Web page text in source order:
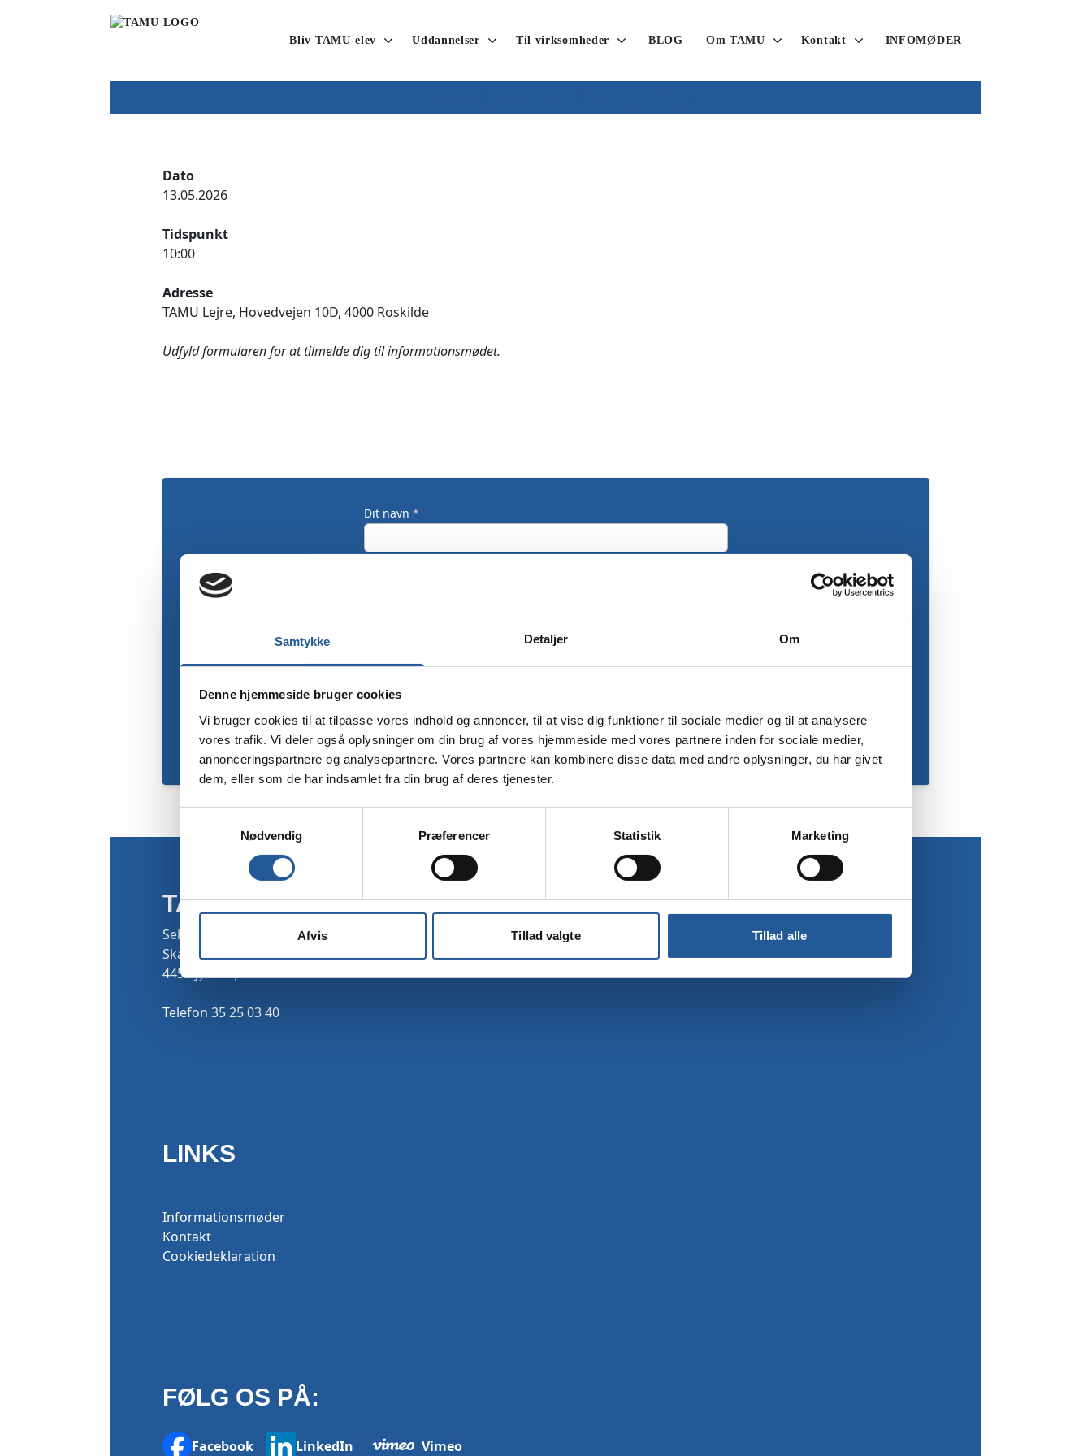
Samtykke Detaljer Om
Denne hjemmeside bruger cookies
Vi bruger cookies til at tilpasse vores indhold og annoncer, til at vise dig funktioner til sociale medier og til at analysere
vores trafik. Vi deler også oplysninger om din brug af vores hjemmeside med vores partnere inden for sociale medier,
annonceringspartnere og analysepartnere. Vores partnere kan kombinere disse data med andre oplysninger, du har givet
dem, eller som de har indsamlet fra din brug af deres tjenester.
Nødvendig
Præferencer Statistik Marketing
Afvis Tillad valgte Tillad alle
Bliv TAMU-elev Uddannelser Til virksomheder BLOG Om TAMU Kontakt INFOMØDER
Dato
13.05.2026
Tidspunkt
10:00
Adresse
TAMU Lejre, Hovedvejen 10D, 4000 Roskilde
Udfyld formularen for at tilmelde dig til informationsmødet.
Dit navn *
Tilmelding
TAMU
Sekretariatet
Skarridsøgade 53
4450 Jyderup
Telefon 35 25 03 40
LINKS
Informationsmøder
Kontakt
Cookiedeklaration
FØLG OS PÅ:
Facebook LinkedIn Vimeo